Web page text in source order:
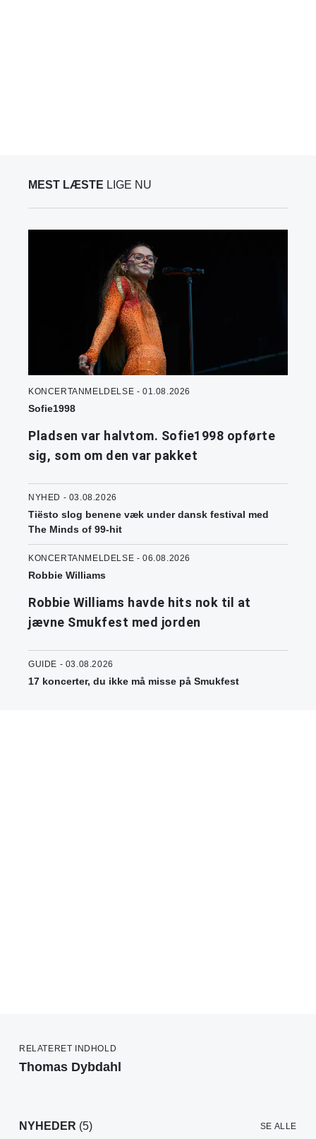
MEST LÆSTE LIGE NU
KONCERTANMELDELSE - 01.08.2026
Sofie1998
Pladsen var halvtom. Sofie1998 opførte
sig, som om den var pakket
NYHED - 03.08.2026
Tiësto slog benene væk under dansk festival med
The Minds of 99-hit
KONCERTANMELDELSE - 06.08.2026
Robbie Williams
Robbie Williams havde hits nok til at
jævne Smukfest med jorden
GUIDE - 03.08.2026
17 koncerter, du ikke må misse på Smukfest
RELATERET INDHOLD
Thomas Dybdahl
NYHEDER (5) SE ALLE